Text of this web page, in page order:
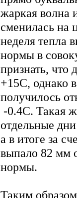
жаркая волна
сменилась на
неделя тепла
нормы в
признать, что
+15С, однако
получилось
-0.4С. Такая
отдельные
а в итоге за
выпало 82 мм
нормы.
Таким